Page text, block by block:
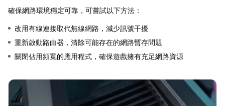
確保網路環境穩定可靠，可嘗試以下方法：
改用有線連接取代無線網路，減少訊號干擾
重新啟動路由器，清除可能存在的網路暫存問題
關閉佔用頻寬的應用程式，確保遊戲擁有充足網路資源